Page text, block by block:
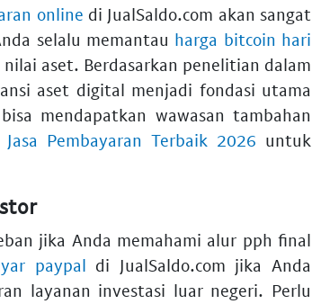
online di JualSaldo.com akan sangat
selalu memantau harga bitcoin hari
aset. Berdasarkan penelitian dalam
aset digital menjadi fondasi utama
mendapatkan wawasan tambahan
Pembayaran Terbaik 2026 untuk
jika Anda memahami alur pph final
paypal di JualSaldo.com jika Anda
layanan investasi luar negeri. Perlu